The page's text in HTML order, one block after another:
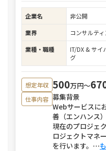
企業名
非公開
業界
コンサルテ
業種・職種
IT/DX & サイ
グ
想定年収 500万円〜
仕事内容 募集背景
Webサービスに
善（エンハンス
現在のプロジェ
ロジェクトマネ
を行います。 ⋯